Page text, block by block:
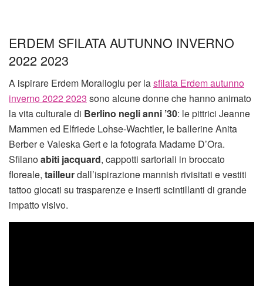
ERDEM SFILATA AUTUNNO INVERNO
2022 2023
A ispirare Erdem Moralioglu per lasfilata Erdem autunno
inverno 2022 2023 sono alcune donne che hanno animato
la vita culturale di Berlino negli anni ’30: le pittrici Jeanne
Mammen ed Elfriede Lohse-Wachtler, le ballerine Anita
Berber e Valeska Gert e la fotografa Madame D’Ora.
Sfilanoabiti jacquard, cappotti sartoriali in broccato
floreale, tailleurdall’ispirazione mannish rivisitati e vestiti
tattoo giocati su trasparenze e inserti scintillanti di grande
impatto visivo.